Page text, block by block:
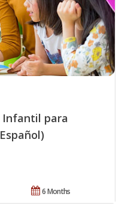
Infantil para
6 Months